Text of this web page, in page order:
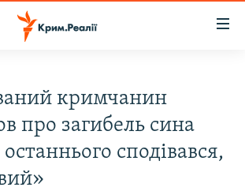
кримчанин
про загибель сина
сподівався,